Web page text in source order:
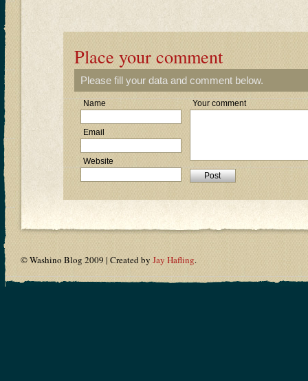
Place your comment
Please fill your data and comment below.
Name
Email
Website
Your comment
© Washino Blog 2009 | Created by Jay Hafling.